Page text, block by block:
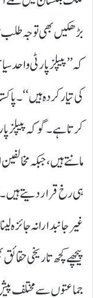
بڑھکیں بھی توجہ طلب
کہ ’’ پیپلز پارٹی
کی تیار کردہ ہیں‘‘۔
کرتا ہے۔ گو کہ
مانتے ہیں، جبکہ
ہی رخ قرار دیتے ہیں۔
غیر جانبدارانہ
پیچھے کچھ تاریخی
جماعتوں سے مختلف